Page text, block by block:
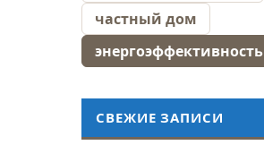
частный дом
энергоэффективность
СВЕЖИЕ ЗАПИСИ